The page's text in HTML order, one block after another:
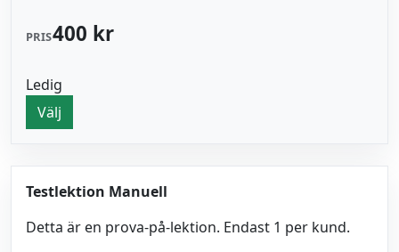
PRIS400 kr
Ledig
Välj
Testlektion Manuell
Detta är en prova-på-lektion. Endast 1 per kund.